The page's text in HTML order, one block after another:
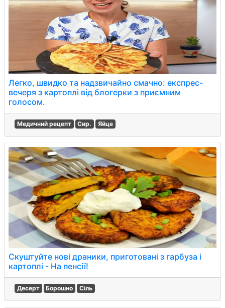
Легко, швидко та надзвичайно смачно: експрес-
вечеря з картоплі від блогерки з приємним
голосом.
Медичний рецепт Сир. Яйце
Скуштуйте нові драники, приготовані з гарбуза і
картоплі - На пенсії!
Десерт Борошно Сіль